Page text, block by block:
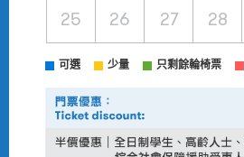
25 26 27 28
可選 少量 只剩餘輪椅票